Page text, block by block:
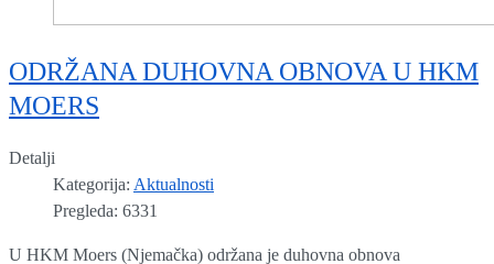
ODRŽANA DUHOVNA OBNOVA U HKM
MOERS
Detalji
Kategorija: Aktualnosti
Pregleda: 6331
U HKM Moers (Njemačka) održana je duhovna obnova